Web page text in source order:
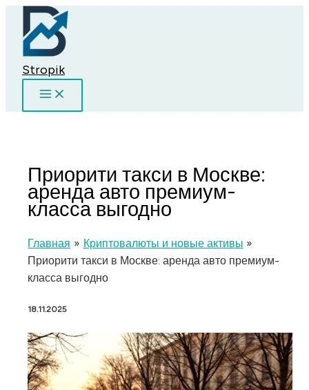
Перейти
содержимому
Stropik
Приорити такси в Москве:
аренда авто премиум-
класса выгодно
Главная
Криптовалюты и новые активы
Приорити такси в Москве: аренда авто премиум-
класса выгодно
18.11.2025